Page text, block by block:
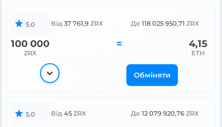
5.0 Від 37 761,9 ZRX До 118 025 950,71 ZRX
100 000
ZRX
= 4,15
ETH
Обміняти
5.0 Від 45 ZRX До 12 079 920,76 ZRX